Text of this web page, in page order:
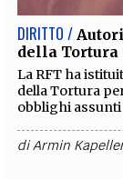
DIRITTO /
della Tortura
La RFT ha
della Tortura
obblighi
diArmin